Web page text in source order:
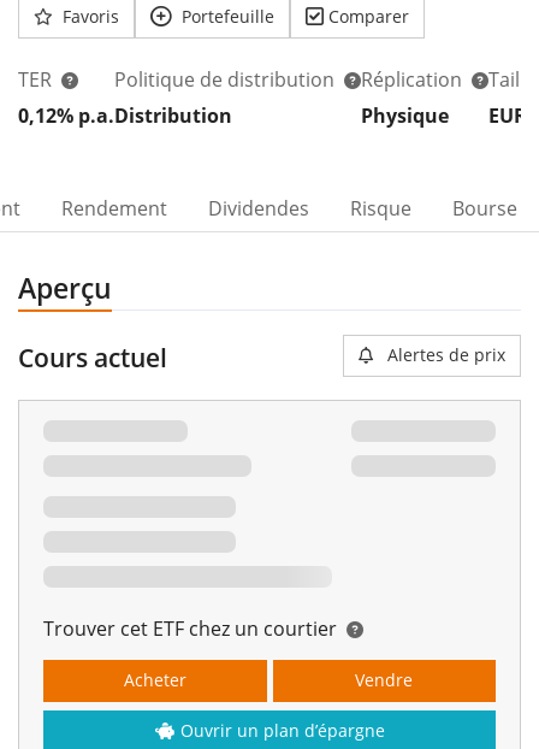
Favoris Portefeuille Comparer
TER
0,12% p.a.
Politique de distribution
Distribution
Réplication
Physique
EUR
Rendement Dividendes Risque Bourse
Aperçu
Cours actuel Alertes de prix
Trouver cet ETF chez un courtier
Acheter Vendre
Ouvrir un plan d’épargne